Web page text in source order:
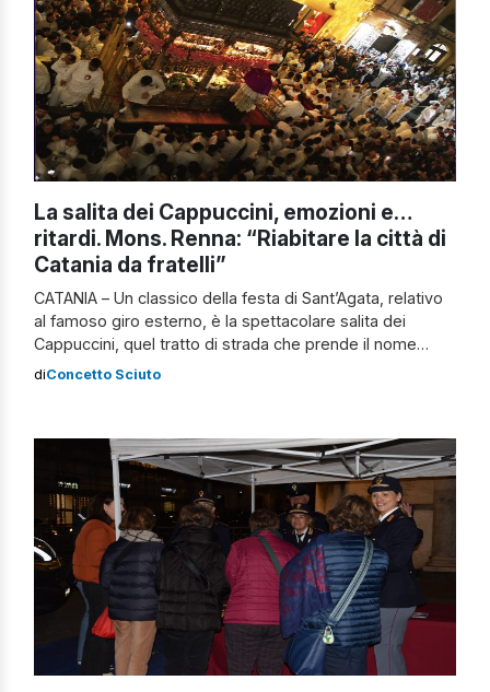
La salita dei Cappuccini, emozioni e…
ritardi. Mons. Renna: “Riabitare la città di
Catania da fratelli”
CATANIA – Un classico della festa di Sant’Agata, relativo
al famoso giro esterno, è la spettacolare salita dei
Cappuccini, quel tratto di strada che prende il nome
dall’omonima via e che da Piazza Stesicoro sfocia su via
vede lo […]
diConcetto Sciuto